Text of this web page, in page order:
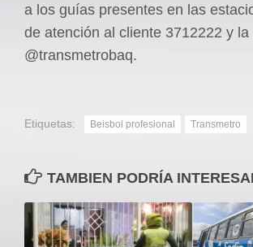
a los guías presentes en las
de atención al cliente 3712222 y
@transmetrobaq.
Etiquetas: Beisbol profesional Transmetro
TAMBIEN PODRÍA